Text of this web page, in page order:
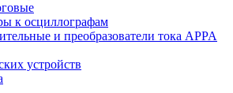
к осциллографам
и преобразователи тока APPA
устройств